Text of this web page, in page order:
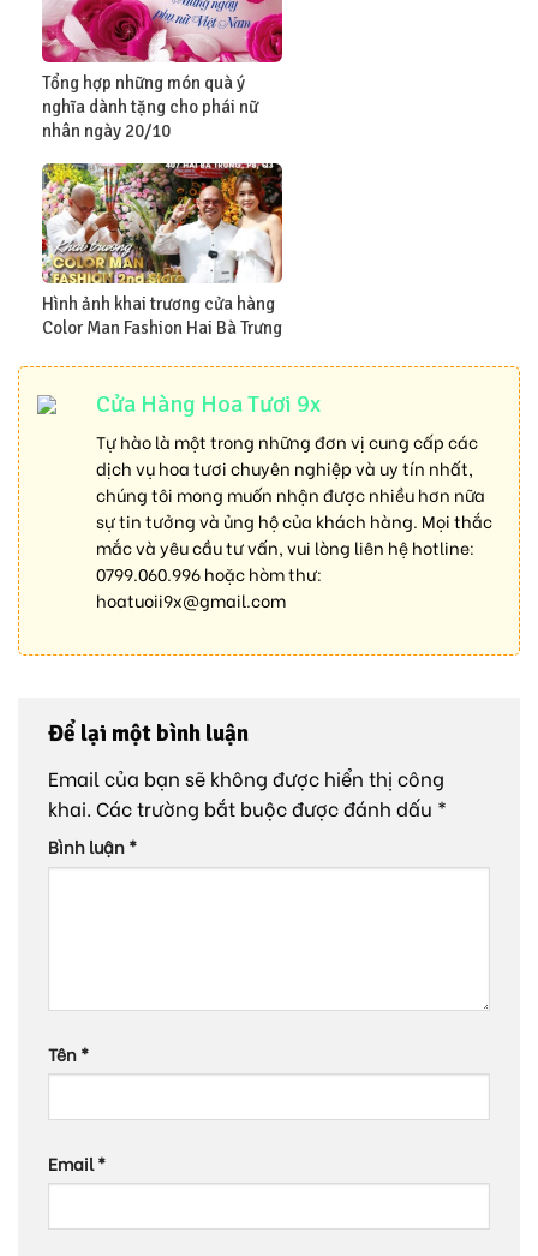
Tổng hợp những món quà ý
nghĩa dành tặng cho phái nữ
nhân ngày 20/10
Hình ảnh khai trương cửa hàng
Color Man Fashion Hai Bà Trưng
Cửa Hàng Hoa Tươi 9x
Tự hào là một trong những đơn vị cung cấp các
dịch vụ hoa tươi chuyên nghiệp và uy tín nhất,
chúng tôi mong muốn nhận được nhiều hơn nữa
sự tin tưởng và ủng hộ của khách hàng. Mọi thắc
mắc và yêu cầu tư vấn, vui lòng liên hệ hotline:
0799.060.996hoặc hòm thư:
hoatuoii9x@gmail.com
Để lại một bình luận
Email của bạn sẽ không được hiển thị công
khai. Các trường bắt buộc được đánh dấu *
Bình luận*
Tên*
Email*